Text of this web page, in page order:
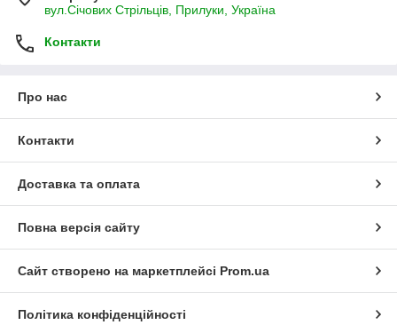
вул.Січових Стрільців, Прилуки, Україна
Контакти
Про нас
Контакти
Доставка та оплата
Повна версія сайту
Сайт створено на маркетплейсі Prom.ua
Політика конфіденційності